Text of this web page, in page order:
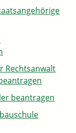
Rechtsanwalt
beantragen